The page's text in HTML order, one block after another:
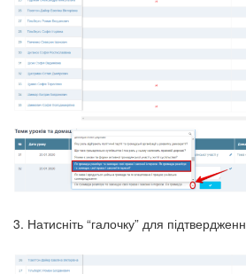
3. Натисніть “галочку” для